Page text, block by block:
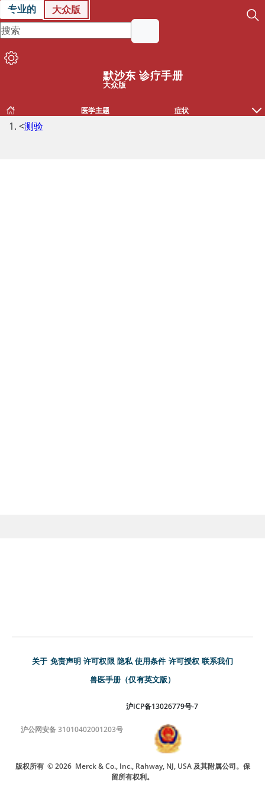
专业的 大众版
默沙东 诊疗手册
大众版
医学主题 症状
<测验
关于 免责声明 许可权限 隐私 使用条件 许可授权 联系我们
兽医手册（仅有英文版）
沪ICP备13026779号-7
沪公网安备 31010402001203号
版权所有 © 2026 Merck & Co., Inc., Rahway, NJ, USA 及其附属公司。保
留所有权利。